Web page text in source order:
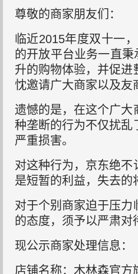
尊敬的商家朋友们：
临近2015年度双十一
的开放平台业务一直秉
升的购物体验，并促进
忱邀请广大商家以及友
遗憾的是，在这个广
种垄断的行为不仅扰乱
严重损害。
对这种行为，京东绝
是短暂的利益，失去的
对于个别商家迫于压
的态度，须予以严肃对
现公示商家处理信息：
店铺名称：木林森官方